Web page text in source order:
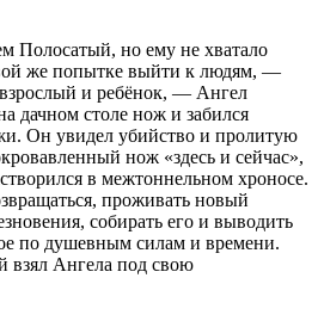
Полосатый, но ему не хватало
же попытке выйти к людям, —
и ребёнок, — Ангел
дачном столе нож и забился
Он увидел убийство и пролитую
нож «здесь и сейчас»,
в межтоннельном хроносе.
проживать новый
собирать его и выводить
по душевным силам и времени.
взял Ангела под свою